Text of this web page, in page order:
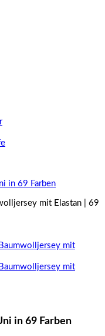
in 69 Farben
in 69 Farben